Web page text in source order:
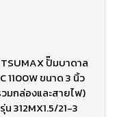
ปั๊มบาดาล
1100W ขนาด 3 นิ้ว
มกล่องและสายไฟ)
รุ่น 312MX1.5/21-3